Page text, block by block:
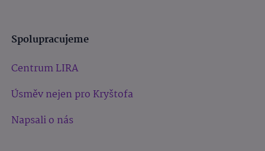
Spolupracujeme
Centrum LIRA
Úsměv nejen pro Kryštofa
Napsali o nás